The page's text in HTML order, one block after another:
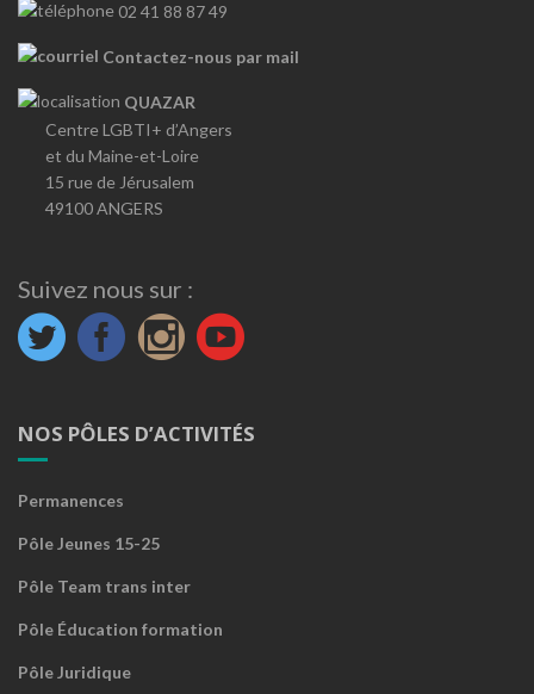
02 41 88 87 49
Contactez-nous par mail
QUAZAR
Centre LGBTI+ d’Angers
et du Maine-et-Loire
15 rue de Jérusalem
49100 ANGERS
Suivez nous sur :
NOS PÔLES D’ACTIVITÉS
Permanences
Pôle Jeunes 15-25
Pôle Team trans inter
Pôle Éducation formation
Pôle Juridique